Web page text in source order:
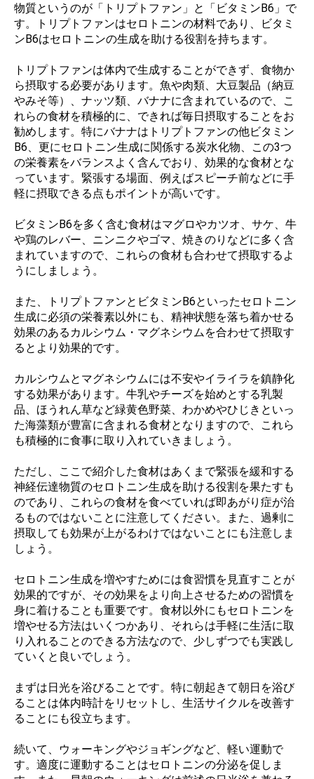
物質というのが「トリプトファン」と「ビタミンB6」で
す。トリプトファンはセロトニンの材料であり、ビタミ
ンB6はセロトニンの生成を助ける役割を持ちます。
トリプトファンは体内で生成することができず、食物か
ら摂取する必要があります。魚や肉類、大豆製品（納豆
やみそ等）、ナッツ類、バナナに含まれているので、こ
れらの食材を積極的に、できれば毎日摂取することをお
勧めします。特にバナナはトリプトファンの他ビタミン
B6、更にセロトニン生成に関係する炭水化物、この3つ
の栄養素をバランスよく含んでおり、効果的な食材とな
っています。緊張する場面、例えばスピーチ前などに手
軽に摂取できる点もポイントが高いです。
ビタミンB6を多く含む食材はマグロやカツオ、サケ、牛
や鶏のレバー、ニンニクやゴマ、焼きのりなどに多く含
まれていますので、これらの食材も合わせて摂取するよ
うにしましょう。
また、トリプトファンとビタミンB6といったセロトニン
生成に必須の栄養素以外にも、精神状態を落ち着かせる
効果のあるカルシウム・マグネシウムを合わせて摂取す
るとより効果的です。
カルシウムとマグネシウムには不安やイライラを鎮静化
する効果があります。牛乳やチーズを始めとする乳製
品、ほうれん草など緑黄色野菜、わかめやひじきといっ
た海藻類が豊富に含まれる食材となりますので、これら
も積極的に食事に取り入れていきましょう。
ただし、ここで紹介した食材はあくまで緊張を緩和する
神経伝達物質のセロトニン生成を助ける役割を果たすも
のであり、これらの食材を食べていれば即あがり症が治
るものではないことに注意してください。また、過剰に
摂取しても効果が上がるわけではないことにも注意しま
しょう。
セロトニン生成を増やすためには食習慣を見直すことが
効果的ですが、その効果をより向上させるための習慣を
身に着けることも重要です。食材以外にもセロトニンを
増やせる方法はいくつかあり、それらは手軽に生活に取
り入れることのできる方法なので、少しずつでも実践し
ていくと良いでしょう。
まずは日光を浴びることです。特に朝起きて朝日を浴び
ることは体内時計をリセットし、生活サイクルを改善す
ることにも役立ちます。
続いて、ウォーキングやジョギングなど、軽い運動で
す。適度に運動することはセロトニンの分泌を促しま